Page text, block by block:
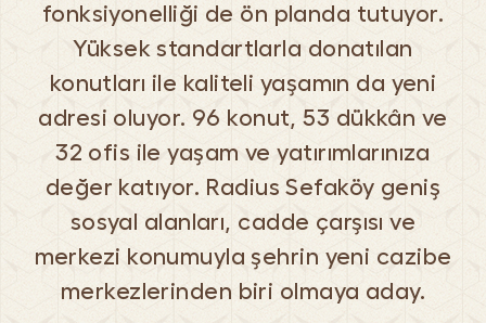
fonksiyonelliği de ön planda tutuyor.
Yüksek standartlarla donatılan
konutları ile kaliteli yaşamın da yeni
adresi oluyor. 96 konut, 53 dükkân ve
32 ofis ile yaşam ve yatırımlarınıza
değer katıyor. Radius Sefaköy geniş
sosyal alanları, cadde çarşısı ve
merkezi konumuyla şehrin yeni cazibe
merkezlerinden biri olmaya aday.